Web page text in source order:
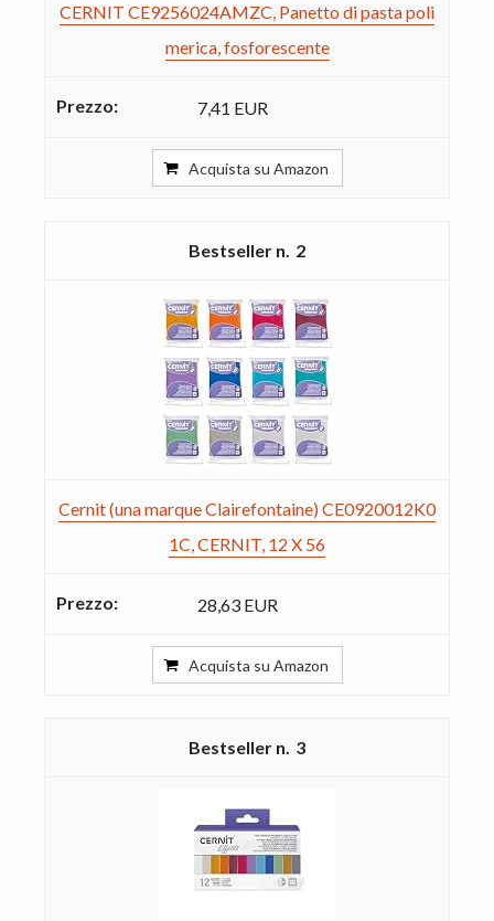
CERNIT CE9256024AMZC, Panetto di pasta poli
merica, fosforescente
7,41 EUR
Acquista su Amazon
2
Cernit (una marque Clairefontaine) CE0920012K0
1C, CERNIT, 12 X 56
28,63 EUR
Acquista su Amazon
3